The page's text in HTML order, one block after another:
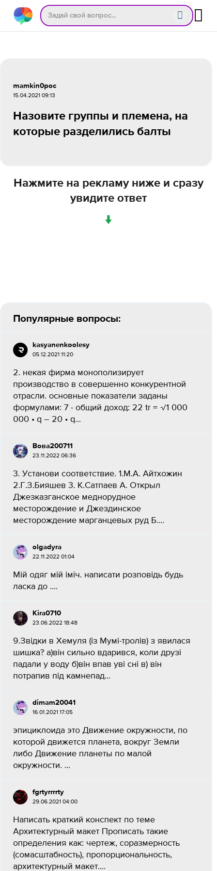
mamkin0poc
15.04.2021 09:13
Назовите группы и племена, на
которые разделились балты
Нажмите на рекламу ниже и сразу
увидите ответ
↓
Популярные вопросы:
kasyanenkoolesy
05.12.2021 11:20
2. некая фирма монополизирует
производство в совершенно конкурентной
отрасли. основные показатели заданы
формулами: 7 - общий доход: 22 tr = √1 000
000 • q – 20 • q...
Вова200711
23.11.2022 06:36
3. Установи соответствие. 1.М.А. Айтхожин
2.Г.З.Бияшев 3. К.Сатпаев А. Открыл
Джезказганское меднорудное
месторождение и Джездинское
месторождение марганцевых руд Б....
olgadyra
22.11.2022 01:04
Мій одяг мій іміч. написати розповідь будь
ласка до ....
Kira0710
23.06.2022 18:48
9.Звідки в Хемуля (із Мумі-тролів) з явилася
шишка? а)він сильно вдарився, коли друзі
падали у воду б)він впав уві сні в) він
потрапив під камнепад...
dimam20041
16.01.2021 17:05
эпициклоида это Движение окружности, по
которой движется планета, вокруг Земли
либо Движение планеты по малой
окружности. ​...
fgrtyrrrrty
29.06.2021 04:00
Написать краткий конспект по теме
Архитектурный макет Прописать такие
определения как: чертеж, соразмерность
(сомасштабность), пропорциональность,
архитектурный макет....